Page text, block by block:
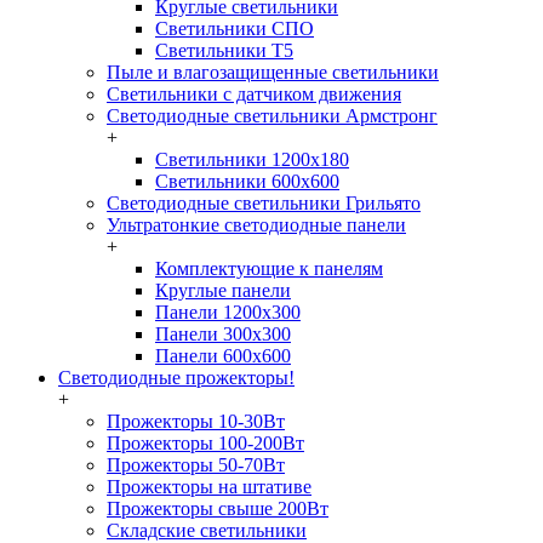
Круглые светильники
Светильники СПО
Светильники Т5
Пыле и влагозащищенные светильники
Светильники с датчиком движения
Светодиодные светильники Армстронг
+
Светильники 1200х180
Светильники 600х600
Светодиодные светильники Грильято
Ультратонкие светодиодные панели
+
Комплектующие к панелям
Круглые панели
Панели 1200х300
Панели 300х300
Панели 600х600
Светодиодные прожекторы!
+
Прожекторы 10-30Вт
Прожекторы 100-200Вт
Прожекторы 50-70Вт
Прожекторы на штативе
Прожекторы свыше 200Вт
Складские светильники